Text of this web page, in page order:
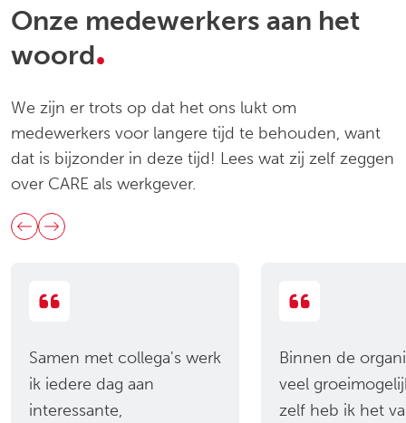
Onze medewerkers aan het
woord.
We zijn er trots op dat het ons lukt om
medewerkers voor langere tijd te behouden, want
dat is bijzonder in deze tijd! Lees wat zij zelf zeggen
over CARE als werkgever.
Samen met collega's werk
ik iedere dag aan
interessante,
Binnen de
veel
zelf heb ik het